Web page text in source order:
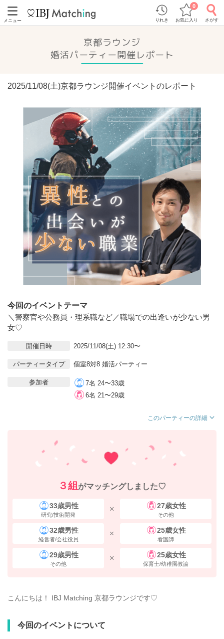
メニュー りれき お気に入り
0
さがす
京都ラウンジ
婚活パーティー開催レポート
2025/11/08(土)京都ラウンジ開催イベントのレポート
今回のイベントテーマ
＼警察官や公務員・理系職など／職場での出逢いが少ない男
女♡
開催日時 2025/11/08(土) 12:30〜
パーティータイプ 個室8対8 婚活パーティー
参加者
7名 24〜33歳
6名 21〜29歳
このパーティーの詳細
３組 がマッチングしました♡
33歳男性
研究/技術開発
27歳女性
その他
32歳男性
経営者/会社役員
25歳女性
看護師
29歳男性
その他
25歳女性
保育士/幼稚園教諭
こんにちは！ IBJ Matching 京都ラウンジです♡
今回のイベントについて